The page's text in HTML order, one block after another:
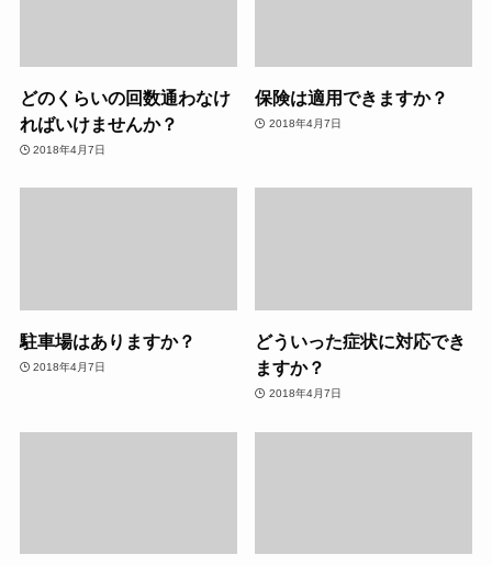
どのくらいの回数通わなけ
ればいけませんか？
2018年4月7日
保険は適用できますか？
2018年4月7日
駐車場はありますか？
2018年4月7日
どういった症状に対応でき
ますか？
2018年4月7日